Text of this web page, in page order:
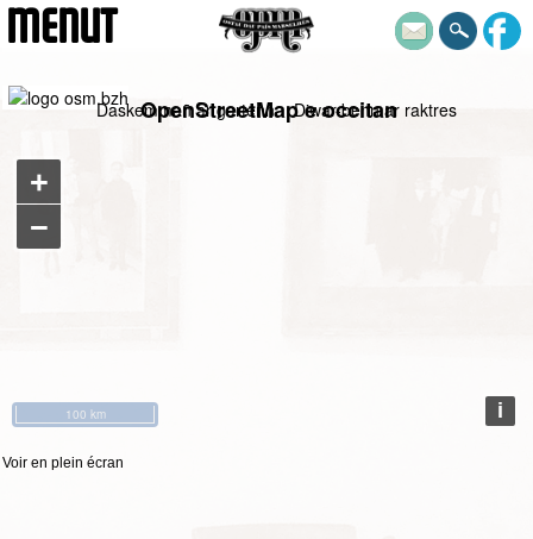
MENUT
Voir en plein écran